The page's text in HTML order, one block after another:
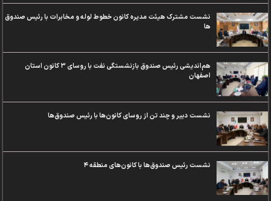
نشست مشترک هیئت مدیره کانون خطوط لوله و مخابرات با رئیس صندوق
ها
هم‌اندیشی رئیس صندوق‌ بازنشستگی نفت با روسای ۳ کانون استان
اصفهان
نشست دبیر و چند تن از روسای کانون‌ها با رئیس صندوق‌ها
نشست رئیس صندوق‌ها با کانون‌های منطقه ۴